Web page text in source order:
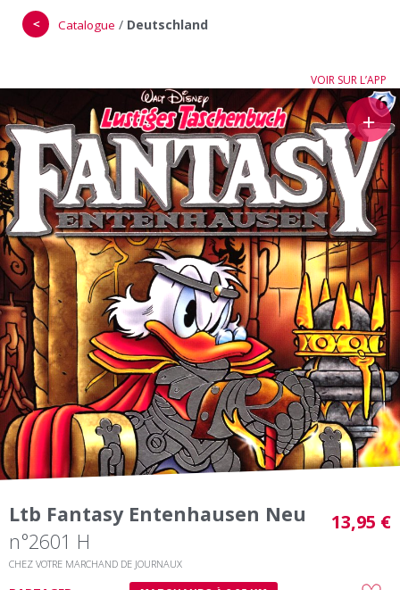
＜ Catalogue / Deutschland
VOIR SUR L’APP
＋
Ltb Fantasy Entenhausen Neu
n°2601 H
CHEZ VOTRE MARCHAND DE JOURNAUX
13,95 €